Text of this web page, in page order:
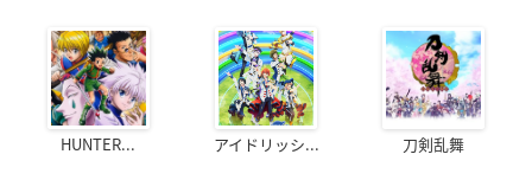
HUNTER... アイドリッシ... 刀剣乱舞